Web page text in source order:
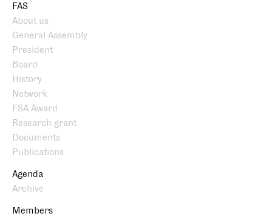
FAS
About us
General Assembly
President
Board
History
Network
FSA Award
Research grant
Documents
Publications
Agenda
Archive
Members